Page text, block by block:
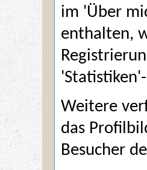
im 'Über
enthalten,
Weitere
das
Besucher